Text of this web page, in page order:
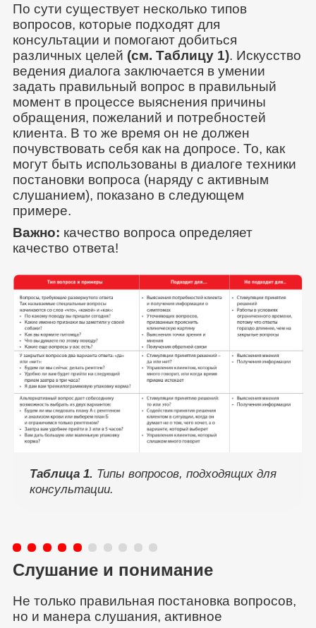
По сути существует несколько типов
вопросов, которые подходят для
консультации и помогают добиться
различных целей (см. Таблицу 1). Искусство
ведения диалога заключается в умении
задать правильный вопрос в правильный
момент в процессе выяснения причины
обращения, пожеланий и потребностей
клиента. В то же время он не должен
почувствовать себя как на допросе. То, как
могут быть использованы в диалоге техники
постановки вопроса (наряду с активным
слушанием), показано в следующем
примере.
Важно: качество вопроса определяет
качество ответа!
Таблица 1. Типы вопросов, подходящих для
консультации.
Слушание и понимание
Не только правильная постановка вопросов,
но и манера слушания, активное